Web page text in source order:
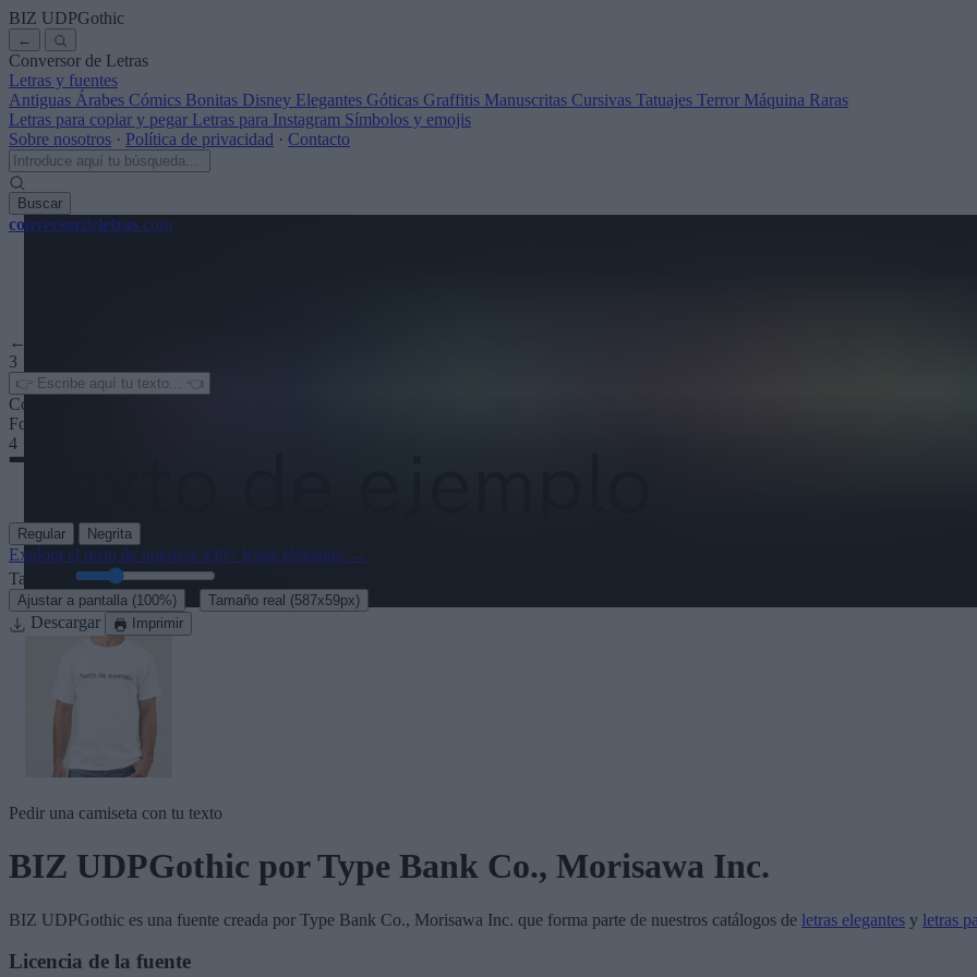
BIZ UDPGothic
←
Conversor de Letras
Letras y fuentes
Antiguas Árabes Cómics Bonitas Disney Elegantes Góticas Graffitis Manuscritas Cursivas Tatuajes Terror Máquina Raras
Letras para copiar y pegar Letras para Instagram Símbolos y emojis
Sobre nosotros · Política de privacidad · Contacto
Buscar
conversordeletras.com
← Ver más
3
Color del texto
Fondo
4
Regular Negrita
Explora el resto de nuestras 430+ letras elegantes →
Tamaño:
Ajustar a pantalla (100%) Tamaño real (587x59px)
Descargar Imprimir
Pedir una camiseta con tu texto
BIZ UDPGothic por Type Bank Co., Morisawa Inc.
BIZ UDPGothic es una fuente creada por Type Bank Co., Morisawa Inc. que forma parte de nuestros catálogos de letras elegantes y letras
Licencia de la fuente